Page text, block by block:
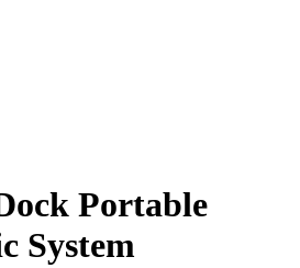
Portable
System